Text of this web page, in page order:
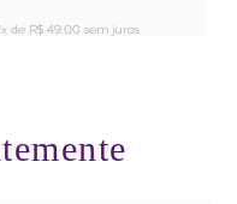
de R$ 49,00 sem juros